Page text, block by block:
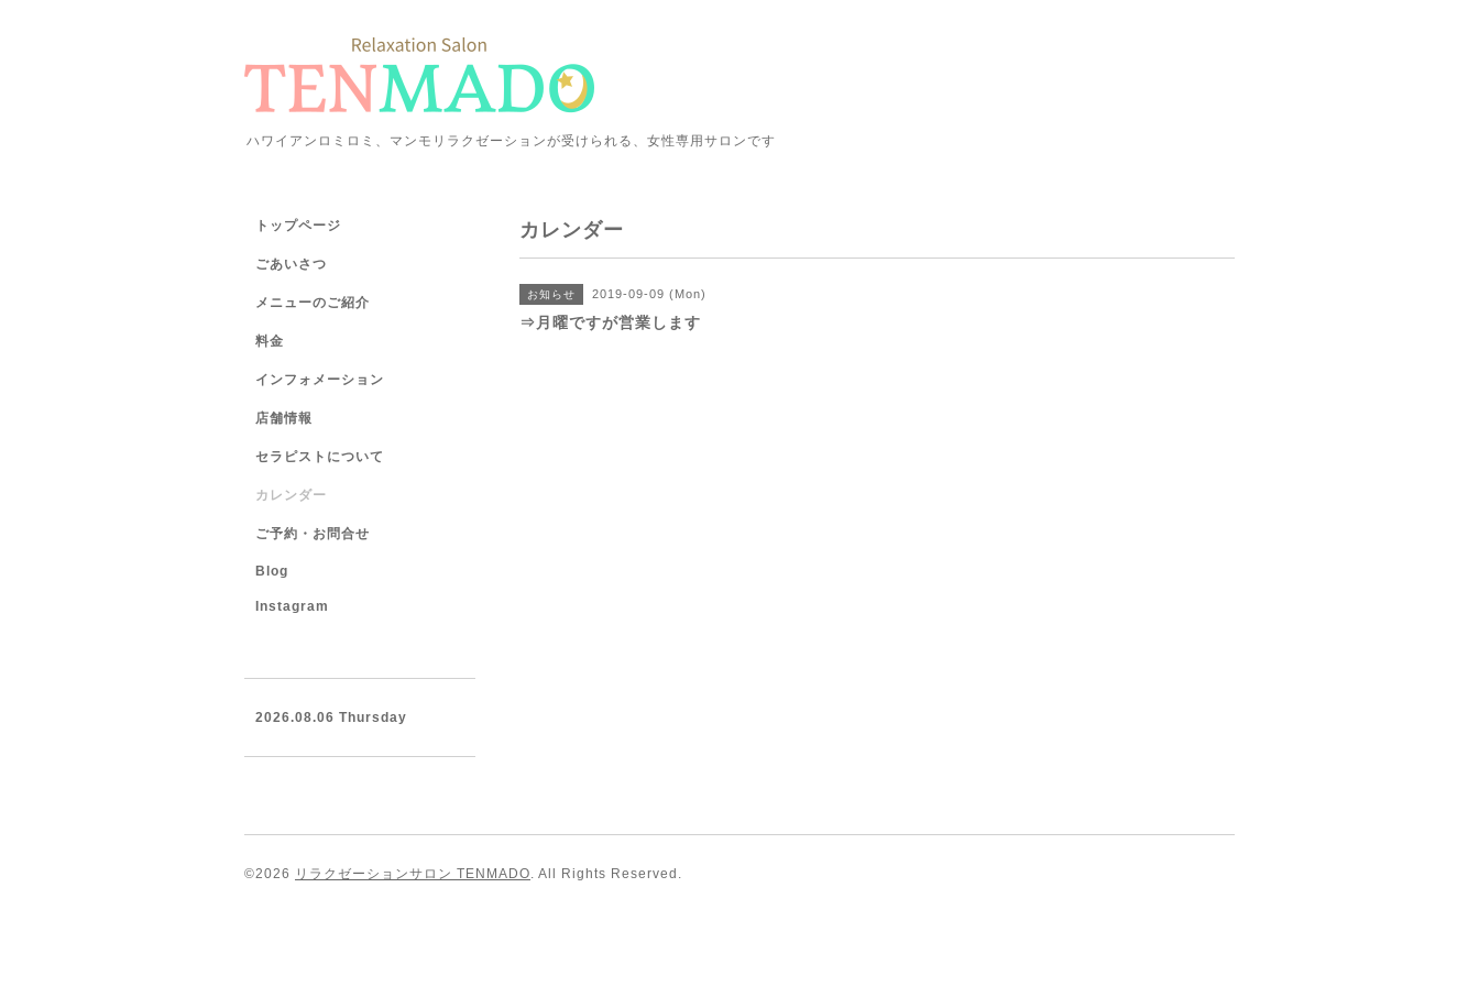
ハワイアンロミロミ、マンモリラクゼーションが受けられる、女性専用サロンです
カレンダー
お知らせ 2019-09-09 (Mon)
⇒月曜ですが営業します
トップページ
ごあいさつ
メニューのご紹介
料金
インフォメーション
店舗情報
セラピストについて
カレンダー
ご予約・お問合せ
Blog
Instagram
2026.08.06 Thursday
©2026 リラクゼーションサロン TENMADO. All Rights Reserved.